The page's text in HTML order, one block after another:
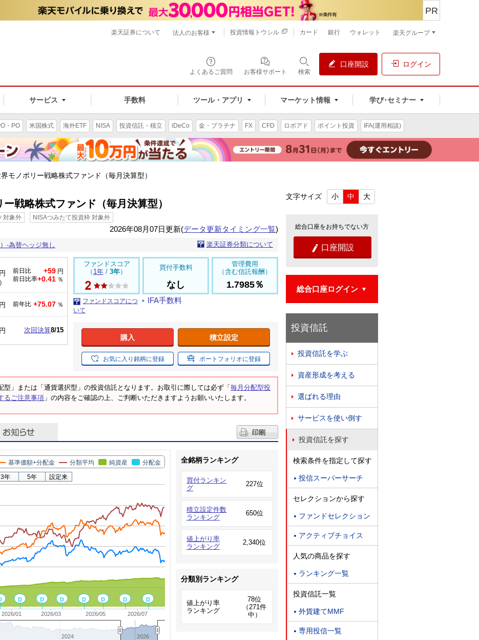
よくあるご質問 お客様サポート 検索
口座開設 ログイン
サービス 手数料 ツール・アプリ マーケット情報 学び･セミナー
PR
楽天証券について 法人のお客様 投資情報トウシル カード 銀行 ウォレット 楽天グループ
・PO 米国株式 海外ETF NISA 投資信託・積立 iDeCo 金・プラチナ FX CFD ロボアド ポイント投資 IFA(運用相談)
モノポリー戦略株式ファンド（毎月決算型）
戦略株式ファンド（毎月決算型）
対象外 NISAつみたて投資枠 対象外
2026年08月07日更新(データ更新タイミング一覧)
-為替ヘッジ無し 楽天証券分類について
円
前日比 +59 円
前日比率+0.41 ％
前年比 +75.07 ％
円 次回決算8/15
ファンドスコア
（ 1年 / 3年）
ファンドスコアにつ
いて
買付手数料
なし
IFA手数料
管理費用
（含む信託報酬）
1.7985％
購入 積立設定
お気に入り銘柄に登録 ポートフォリオに登録
型」または「通貨選択型」の投資信託となります。お取引に際しては必ず「 毎月分配型投
るご注意事項 」の内容をご確認の上、ご判断いただきますようお願いいたします。
D
D
D
D
D
D
D
基準価額+分配金 分類平均 純資産 分配金
2026/01 2026/03 2026/05 2026/07
2024 2026
3年 5年 設定来
全銘柄ランキング
買付ランキン
グ
227位
積立設定件数
ランキング
650位
値上がり率
ランキング
2,340位
分類別ランキング
値上がり率
ランキング
78位
（271件
中）
文字サイズ 小 中 大
総合口座をお持ちでない方
 口座開設
総合口座ログイン
投資信託
 投資信託を学ぶ
 資産形成を考える
 選ばれる理由
 サービスを使い倒す
 投資信託を探す
検索条件を指定して探す
 投信スーパーサーチ
セレクションから探す
 ファンドセレクション
 アクティブチョイス
人気の商品を探す
 ランキング一覧
投資信託一覧
 外貨建てMMF
 専用投信一覧